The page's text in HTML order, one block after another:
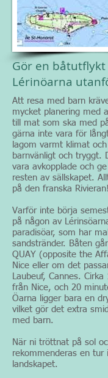
Gör en
Lérinöarna
Att resa med barn
mycket planering med
till mat som ska med
gärna inte vara för
lagom varmt klimat
barnvänligt och tryggt.
vara avkopplade och
resten av sällskapet.
på den franska Rivieran!
Varför inte börja
på någon av
paradisöar, som har
sandstränder. Båten
QUAY (opposite the
Nice eller om det
Laubeuf, Cannes.
från Nice, och 20
Öarna ligger bara en
vilket gör det extra
med barn.
När ni tröttnat på sol
rekommenderas en tur
landskapet.